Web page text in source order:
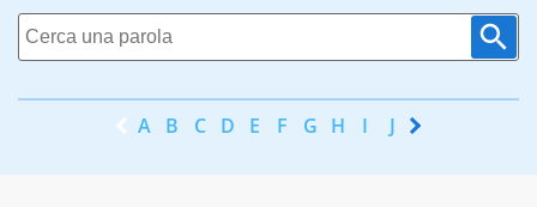
A B C D E F G H I J K